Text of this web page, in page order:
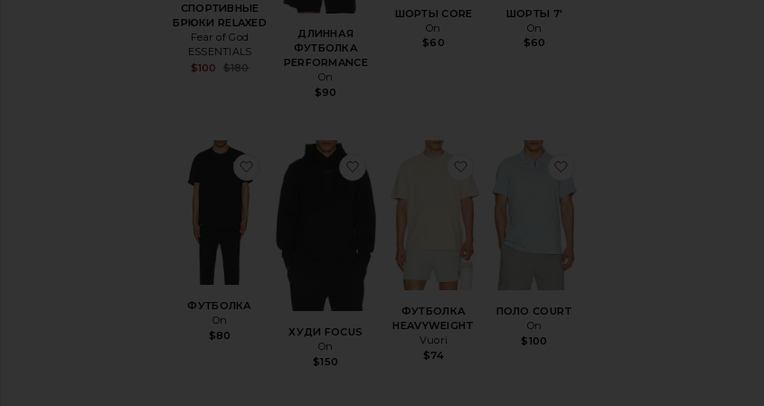
СПОРТИВНЫЕ
БРЮКИ RELAXED
Fear of God
ESSENTIALS
Sale price:
$100
Previous price:
$180
ДЛИННАЯ
ФУТБОЛКА
PERFORMANCE
On
$90
ШОРТЫ CORE
On
$60
ШОРТЫ 7'
On
$60
ФУТБОЛКА
On
$80
избранноеФУТБОЛКА
ХУДИ FOCUS
On
$150
избранноеХУДИ FOCUS
ФУТБОЛКА
HEAVYWEIGHT
Vuori
$74
избранноеФУТБОЛКА HEAVYWEIGHT
ПОЛО COURT
On
$100